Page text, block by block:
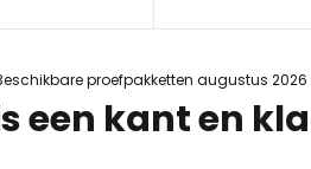
proefpakketten augustus 2026
een kant en